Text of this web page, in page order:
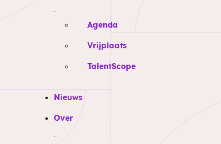
Agenda
Vrijplaats
TalentScope
Nieuws
Over